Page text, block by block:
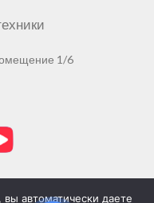
1/6
автоматически даете